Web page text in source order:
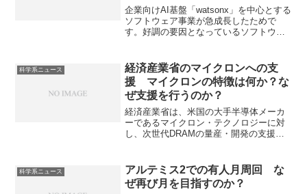
企業向けAI基盤「watsonx」を中心とする
ソフトウェア事業が急成長したためで
す。好調の要因となっているソフトウェ
科学系ニュース
経済産業省のマイクロンへの支
援 マイクロンの特徴は何か？な
ぜ支援を行うのか？
経済産業省は、米国の大手半導体メーカ
ーであるマイクロン・テクノロジーに対
し、次世代DRAMの量産・開発の支援を
う理由は何かを知ることができます。
科学系ニュース
アルテミス2での有人月周回 な
ぜ再び月を目指すのか？